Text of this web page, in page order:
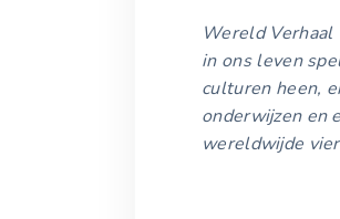
Wereld
in ons leven
culturen heen,
onderwijzen en
wereldwijde